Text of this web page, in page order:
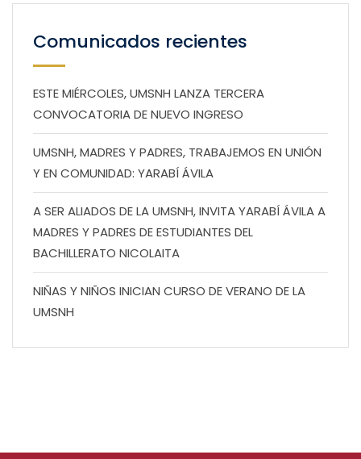
Comunicados recientes
ESTE MIÉRCOLES, UMSNH LANZA TERCERA
CONVOCATORIA DE NUEVO INGRESO
UMSNH, MADRES Y PADRES, TRABAJEMOS EN UNIÓN
Y EN COMUNIDAD: YARABÍ ÁVILA
A SER ALIADOS DE LA UMSNH, INVITA YARABÍ ÁVILA A
MADRES Y PADRES DE ESTUDIANTES DEL
BACHILLERATO NICOLAITA
NIÑAS Y NIÑOS INICIAN CURSO DE VERANO DE LA
UMSNH